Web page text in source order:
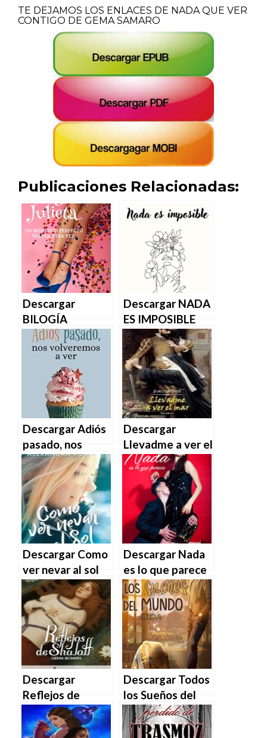
TE DEJAMOS LOS ENLACES DE NADA QUE VER
CONTIGO DE GEMA SAMARO
Publicaciones Relacionadas:
Descargar
BILOGÍA
JULIETA de
Gema Samaro en
EPUB | PDF |
MOBI
Descargar NADA
ES IMPOSIBLE
(TRILOGIA
NADA ESTÁ
ESCRITO nº 1) de
Olga Romanos en
EPUB | PDF |
MOBI
Descargar Adiós
pasado, nos
volveremos a ver
de Estela
Sánchez en EPUB
| PDF | MOBI
Descargar
Llevadme a ver el
mar de Jorge
Fonte en EPUB |
PDF | MOBI
Descargar Como
ver nevar al sol
de Alexandra
Roma en EPUB |
PDF | MOBI
Descargar Nada
es lo que parece
novela en EPUB |
PDF | MOBI
Descargar
Reflejos de
Shalott de Gema
Bonnín en EPUB |
Descargar Todos
los Sueños del
Mundo. Libro 2
(París nº 3) de